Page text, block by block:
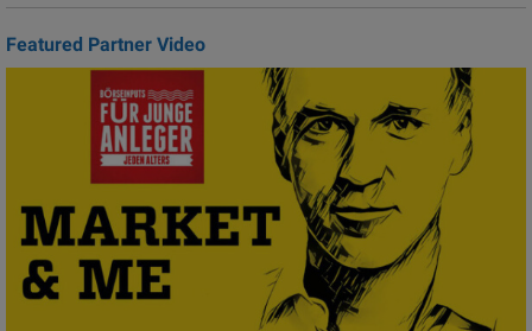
Featured Partner Video